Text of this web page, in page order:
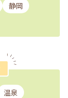
静岡
温泉